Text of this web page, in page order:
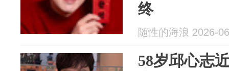
终
随性的海浪 2026-
58岁邱心志